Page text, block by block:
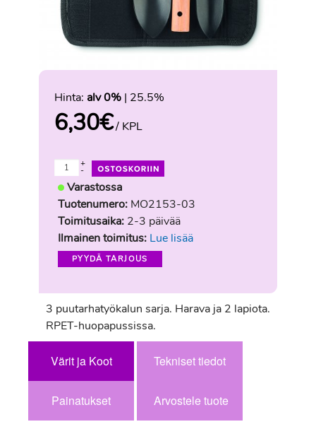
Hinta: alv 0% | 25.5%
6,30€/ KPL
-
+
Varastossa
Tuotenumero: MO2153-03
Toimitusaika: 2-3 päivää
Ilmainen toimitus: Lue lisää
PYYDÄ TARJOUS
3 puutarhatyökalun sarja. Harava ja 2 lapiota.
RPET-huopapussissa.
Värit ja Koot Tekniset tiedot
Painatukset Arvostele tuote